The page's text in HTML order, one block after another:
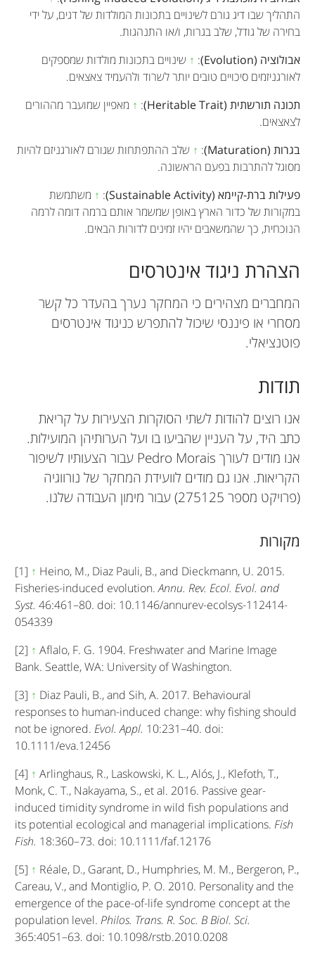
התהליך שבו דיג גורם לשינויים בתכונות המולדות של דגים, על ידי
בחירה של גודל, שלב בגרות, ו/או התנהגות.
אבולוציה (Evolution)
:
↑ שינויים בתכונות מולדות שמספקים
לאורגניזמים סיכויים טובים יותר לשרוד ולהעמיד צאצאים.
תכונה תורשתית (Heritable Trait)
:
↑ מאפיין שמועבר מההורים
לצאצאים.
בגרות (Maturation)
:
↑ שלב ההתפתחות שגורם לאורגניזם להיות
מסוגל להתרבות בפעם הראשונה.
פעילות ברת-קיימא (Sustainable Activity)
:
↑ משתמשת
במקורות של כדור הארץ באופן שמשמר אותם ברמה דומה לרמה
הנוכחית, כך שהמשאבים יהיו זמינים לדורות הבאים.
הצהרת ניגוד אינטרסים
המחברים מצהירים כי המחקר נערך בהעדר כל קשר
מסחרי או פיננסי שיכול להתפרש כניגוד אינטרסים
פוטנציאלי.
תודות
אנו רוצים להודות לשתי הסוקרות הצעירות על קריאת
כתב היד, על העניין שהביעו בו ועל הערותיהן המועילות.
אנו מודים לעורך Pedro Morais עבור הצעותיו לשיפור
הקריאות. אנו גם מודים לוועידת המחקר של נורווגיה
(פרויקט מספר 275125) עבור מימון העבודה שלנו.
מקורות
[1] ↑ Heino, M., Diaz Pauli, B., and Dieckmann, U. 2015.
Fisheries-induced evolution.Annu. Rev. Ecol. Evol. and
Syst. 46:461–80. doi: 10.1146/annurev-ecolsys-112414-
054339
[2] ↑ Aflalo, F. G. 1904. Freshwater and Marine Image
Bank. Seattle, WA: University of Washington.
[3] ↑ Diaz Pauli, B., and Sih, A. 2017. Behavioural
responses to human-induced change: why fishing should
not be ignored.Evol. Appl. 10:231–40. doi:
10.1111/eva.12456
[4] ↑ Arlinghaus, R., Laskowski, K. L., Alós, J., Klefoth, T.,
Monk, C. T., Nakayama, S., et al. 2016. Passive gear-
induced timidity syndrome in wild fish populations and
its potential ecological and managerial implications.Fish
Fish. 18:360–73. doi: 10.1111/faf.12176
[5] ↑ Réale, D., Garant, D., Humphries, M. M., Bergeron, P.,
Careau, V., and Montiglio, P. O. 2010. Personality and the
emergence of the pace-of-life syndrome concept at the
population level.Philos. Trans. R. Soc. B Biol. Sci.
365:4051–63. doi: 10.1098/rstb.2010.0208